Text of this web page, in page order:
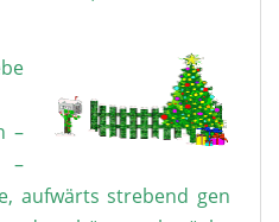
–
–
aufwärts strebend gen